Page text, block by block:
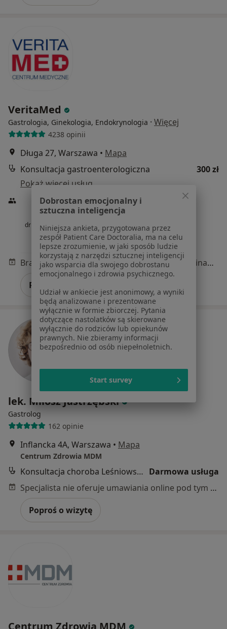
VeritaMed
Gastrologia, Ginekologia, Endokrynologia · Więcej
4238 opinii
Długa 27, Warszawa • Mapa
Konsultacja gastroenterologiczna
300 zł
Pokaż więcej usług
dr n. med. Stanisław
Olszewski
gastrolog
Brak dostępnych specjalistów z wolnymi terminami w tym centrum medycznym.
Pokaż profil
lek. Miłosz Jastrzębski
Gastrolog
162 opinie
Inflancka 4A, Warszawa • Mapa
Centrum Zdrowia MDM
Konsultacja choroba Leśniowskiego-Crohna Darmowa usługa
Specjalista nie oferuje umawiania online pod tym adresem.
Poproś o wizytę
Dobrostan emocjonalny i
sztuczna inteligencja
Niniejsza ankieta, przygotowana przez
zespół Patient Care Doctoralia, ma na celu
lepsze zrozumienie, w jaki sposób ludzie
korzystają z narzędzi sztucznej inteligencji
jako wsparcia dla swojego dobrostanu
emocjonalnego i zdrowia psychicznego.
Udział w ankiecie jest anonimowy, a wyniki
będą analizowane i prezentowane
wyłącznie w formie zbiorczej. Pytania
dotyczące nastolatków są skierowane
wyłącznie do rodziców lub opiekunów
prawnych. Nie zbieramy informacji
bezpośrednio od osób niepełnoletnich.
Start survey